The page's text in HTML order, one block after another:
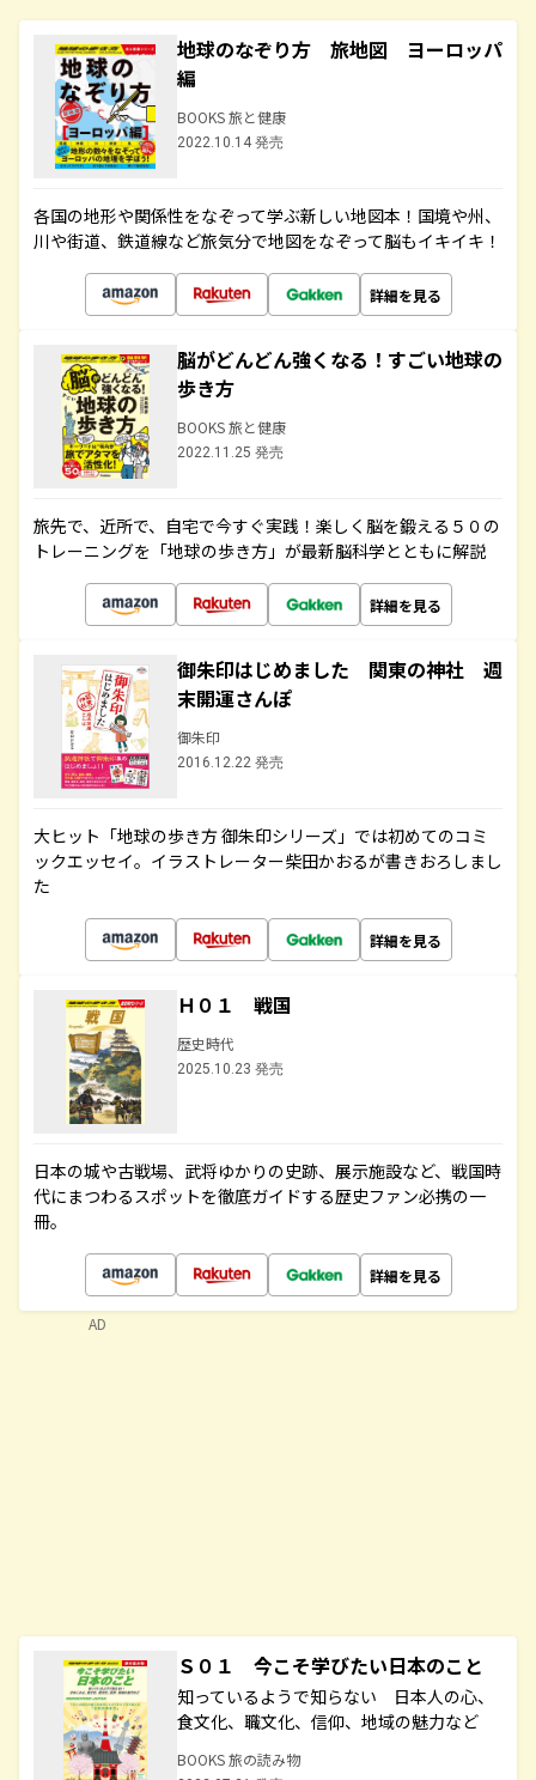
地球のなぞり方 旅地図 ヨーロッパ
編
BOOKS 旅と健康
2022.10.14 発売
各国の地形や関係性をなぞって学ぶ新しい地図本！国境や州、
川や街道、鉄道線など旅気分で地図をなぞって脳もイキイキ！
詳細を見る
脳がどんどん強くなる！すごい地球の
歩き方
BOOKS 旅と健康
2022.11.25 発売
旅先で、近所で、自宅で今すぐ実践！楽しく脳を鍛える５０の
トレーニングを「地球の歩き方」が最新脳科学とともに解説
詳細を見る
御朱印はじめました 関東の神社 週
末開運さんぽ
御朱印
2016.12.22 発売
大ヒット「地球の歩き方 御朱印シリーズ」では初めてのコミ
ックエッセイ。イラストレーター柴田かおるが書きおろしまし
た
詳細を見る
Ｈ０１ 戦国
歴史時代
2025.10.23 発売
日本の城や古戦場、武将ゆかりの史跡、展示施設など、戦国時
代にまつわるスポットを徹底ガイドする歴史ファン必携の一
冊。
詳細を見る
Ｓ０１ 今こそ学びたい日本のこと
知っているようで知らない 日本人の心、
食文化、職文化、信仰、地域の魅力など
BOOKS 旅の読み物
AD